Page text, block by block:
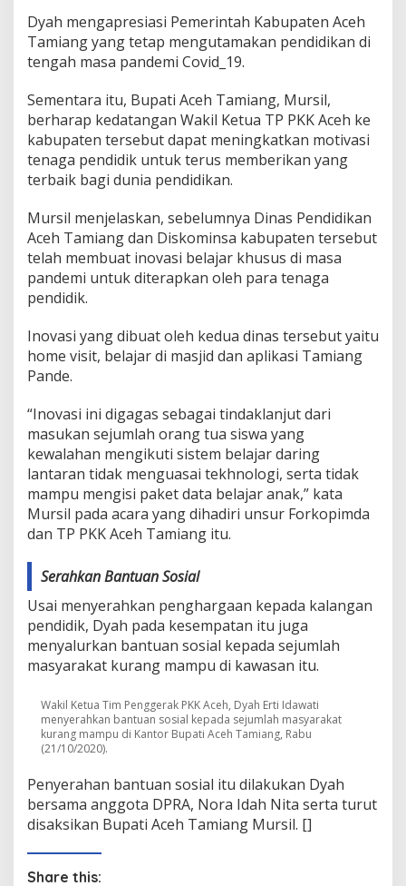
Dyah mengapresiasi Pemerintah Kabupaten Aceh
Tamiang yang tetap mengutamakan pendidikan di
tengah masa pandemi Covid_19.
Sementara itu, Bupati Aceh Tamiang, Mursil,
berharap kedatangan Wakil Ketua TP PKK Aceh ke
kabupaten tersebut dapat meningkatkan motivasi
tenaga pendidik untuk terus memberikan yang
terbaik bagi dunia pendidikan.
Mursil menjelaskan, sebelumnya Dinas Pendidikan
Aceh Tamiang dan Diskominsa kabupaten tersebut
telah membuat inovasi belajar khusus di masa
pandemi untuk diterapkan oleh para tenaga
pendidik.
Inovasi yang dibuat oleh kedua dinas tersebut yaitu
home visit, belajar di masjid dan aplikasi Tamiang
Pande.
“Inovasi ini digagas sebagai tindaklanjut dari
masukan sejumlah orang tua siswa yang
kewalahan mengikuti sistem belajar daring
lantaran tidak menguasai tekhnologi, serta tidak
mampu mengisi paket data belajar anak,” kata
Mursil pada acara yang dihadiri unsur Forkopimda
dan TP PKK Aceh Tamiang itu.
Serahkan Bantuan Sosial
Usai menyerahkan penghargaan kepada kalangan
pendidik, Dyah pada kesempatan itu juga
menyalurkan bantuan sosial kepada sejumlah
masyarakat kurang mampu di kawasan itu.
Wakil Ketua Tim Penggerak PKK Aceh, Dyah Erti Idawati
menyerahkan bantuan sosial kepada sejumlah masyarakat
kurang mampu di Kantor Bupati Aceh Tamiang, Rabu
(21/10/2020).
Penyerahan bantuan sosial itu dilakukan Dyah
bersama anggota DPRA, Nora Idah Nita serta turut
disaksikan Bupati Aceh Tamiang Mursil. []
Share this: